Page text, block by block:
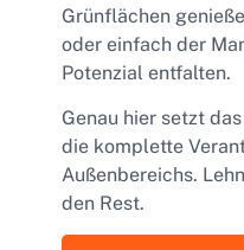
Grünflächen
oder einfach der
Potenzial entfalten.
Genau hier setzt
die komplette
Außenbereichs.
den Rest.